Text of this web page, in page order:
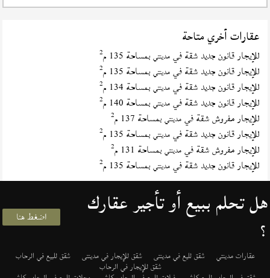
عقارات أخري متاحة
للإيجار قانون جديد شقة فيمدينتي بمساحة 135 م 2
للإيجار قانون جديد شقة فيمدينتي بمساحة 135 م 2
للإيجار قانون جديد شقة فيمدينتي بمساحة 134 م 2
للإيجار قانون جديد شقة فيمدينتي بمساحة 140 م 2
للإيجار مفروش شقة فيمدينتي بمساحة 137 م 2
للإيجار قانون جديد شقة فيمدينتي بمساحة 135 م 2
للإيجار مفروش شقة فيمدينتي بمساحة 131 م 2
للإيجار قانون جديد شقة فيمدينتي بمساحة 135 م 2
هل تحلم ببيع أو تأجير عقارك
؟ اضغط هنا
عقارات مدينتي شقق لليع في مدينتى شقق للإيجار في مدينتى شقق للبيع في الرحاب
شقق للإيجار في الرحاب